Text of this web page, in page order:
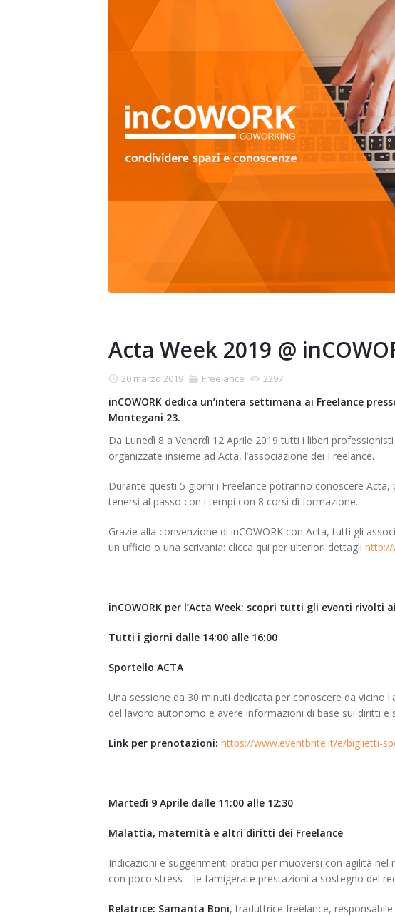
Acta Week 2019 @
20 marzo 2019 Freelance 2297
inCOWORK dedica un’intera settimana ai Freelance
Montegani 23.
Da Lunedì 8 a Venerdì 12 Aprile 2019 tutti i liberi
organizzate insieme ad Acta, l’associazione dei Freelance.
Durante questi 5 giorni i Freelance potranno conoscere
tenersi al passo con i tempi con 8 corsi di formazione.
Grazie alla convenzione di inCOWORK con Acta, tutti gli
un ufficio o una scrivania: clicca qui per ulteriori dettagli http://
inCOWORK per l’Acta Week: scopri tutti gli eventi rivolti
Tutti i giorni dalle 14:00 alle 16:00
Sportello ACTA
Una sessione da 30 minuti dedicata per conoscere da
del lavoro autonomo e avere informazioni di base sui diritti e
Link per prenotazioni: https://www.eventbrite.it/e/biglietti-
Martedì 9 Aprile dalle 11:00 alle 12:30
Malattia, maternità e altri diritti dei Freelance
Indicazioni e suggerimenti pratici per muoversi con agilità
con poco stress – le famigerate prestazioni a sostegno del
Relatrice: Samanta Boni, traduttrice freelance,